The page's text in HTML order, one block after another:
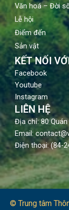
Văn hoá – Đời
Lễ hội
Điểm đến
Sản vật
KẾT NỐI
Facebook
Youtube
Instagram
LIÊN HỆ
Địa chỉ: 80
Email:
Điện thoại: (84-
© Trung tâm